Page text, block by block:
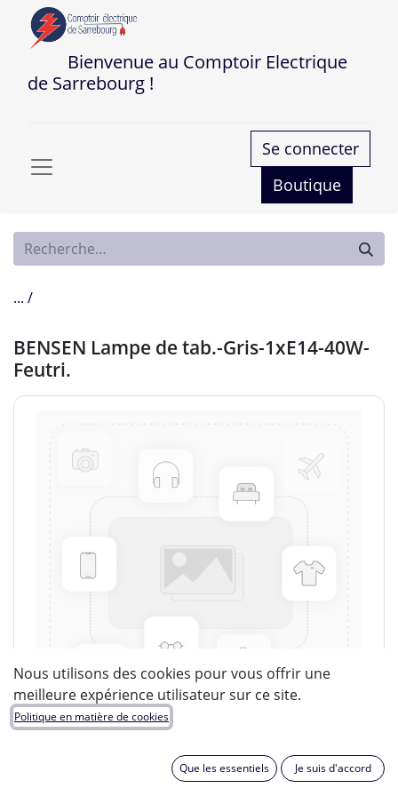
Bienvenue au Comptoir Electrique
de Sarrebourg !
Se connecter
Boutique
... /
BENSEN Lampe de tab.-Gris-1xE14-40W-
Feutri.
Nous utilisons des cookies pour vous offrir une
meilleure expérience utilisateur sur ce site.
Politique en matière de cookies
Que les essentiels Je suis d'accord